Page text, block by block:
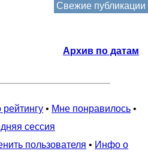
Свежие публикации
Архив по датам
рейтингу • Мне понравилось •
сессия
пользователя • Инфо о